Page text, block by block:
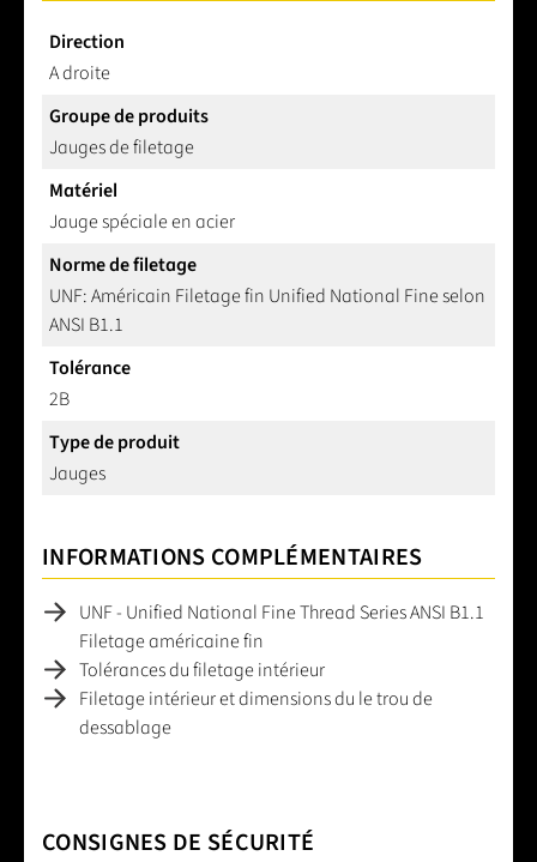
Direction
A droite
Groupe de produits
Jauges de filetage
Matériel
Jauge spéciale en acier
Norme de filetage
UNF: Américain Filetage fin Unified National Fine selon
ANSI B1.1
Tolérance
2B
Type de produit
Jauges
INFORMATIONS COMPLÉMENTAIRES
UNF - Unified National Fine Thread Series ANSI B1.1
Filetage américaine fin
Tolérances du filetage intérieur
Filetage intérieur et dimensions du le trou de
dessablage
CONSIGNES DE SÉCURITÉ